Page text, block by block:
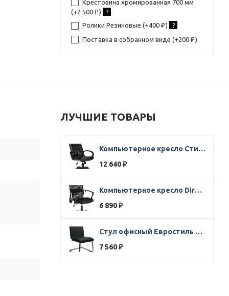
Крестовина хромированная 700 мм
(+2 500 ₽ ) ?
Ролики Резиновые (+400 ₽ ) ?
Поставка в собранном виде (+200 ₽ )
ЛУЧШИЕ ТОВАРЫ
Компьютерное кресло Стиль Ультра SOFT кожа черная
12 640 ₽
Компьютерное кресло Direct ткань черная
6 890 ₽
Стул офисный Евростиль 250 (стул сбербанк) кожзам черный
7 560 ₽